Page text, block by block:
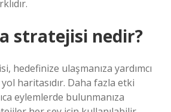
stratejisi nedir?
hedefinize ulaşmanıza yardımcı
haritasıdır. Daha fazla etki
eylemlerde bulunmanıza